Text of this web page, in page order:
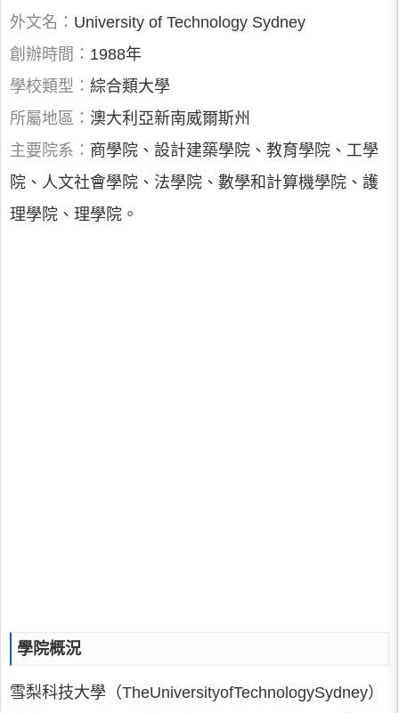
外文名： University of Technology Sydney
創辦時間： 1988年
學校類型： 綜合類大學
所屬地區： 澳大利亞新南威爾斯州
主要院系： 商學院、設計建築學院、教育學院、工學
院、人文社會學院、法學院、數學和計算機學院、護
理學院、理學院。
學院概況
雪梨科技大學（TheUniversityofTechnologySydney）